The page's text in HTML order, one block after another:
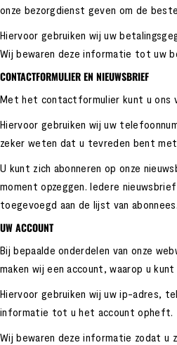
onze bezorgdienst geven om de
Hiervoor gebruiken wij uw
Wij bewaren deze informatie tot uw
CONTACTFORMULIER EN NIEUWSBRIEF
Met het contactformulier kunt u ons
Hiervoor gebruiken wij uw
zeker weten dat u tevreden bent
U kunt zich abonneren op onze
moment opzeggen. Iedere
toegevoegd aan de lijst van
UW ACCOUNT
Bij bepaalde onderdelen van onze
maken wij een account, waarop u
Hiervoor gebruiken wij uw ip-adres,
informatie tot u het account opheft.
Wij bewaren deze informatie zodat u